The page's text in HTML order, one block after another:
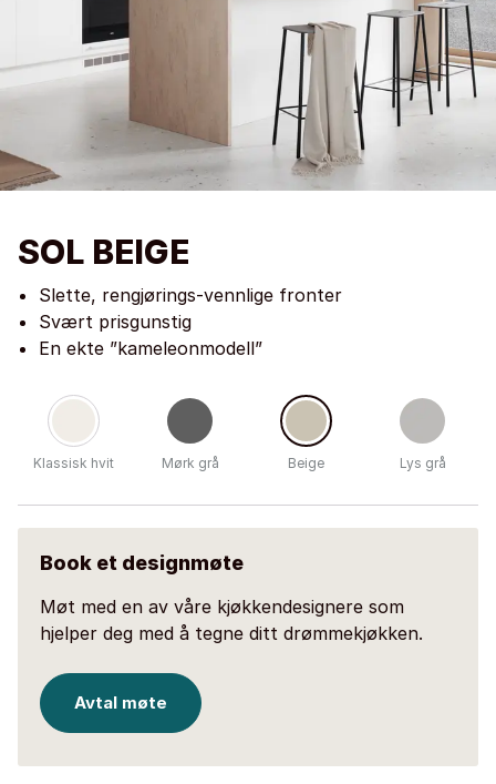
SOL BEIGE
Slette, rengjørings-vennlige fronter
Svært prisgunstig
En ekte ”kameleonmodell”
Klassisk hvit Mørk grå Beige Lys grå
Book et designmøte
Møt med en av våre kjøkkendesignere som
hjelper deg med å tegne ditt drømmekjøkken.
Avtal møte